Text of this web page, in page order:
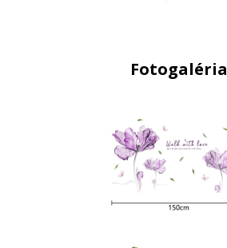
Fotogaléria